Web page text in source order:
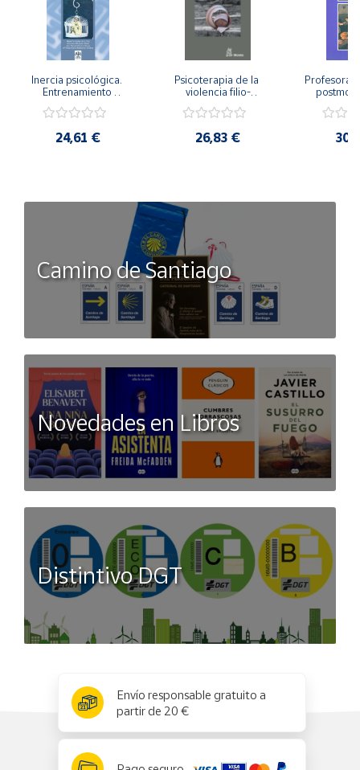
Inercia psicológica.
Entrenamiento
Igualdad de Género.
24,61 €
Psicoterapia de la
violencia filio-
secreto y la
26,83 €
Camino de Santiago
Novedades en Libros
Distintivo DGT
Envío responsable gratuito a
partir de 20 €